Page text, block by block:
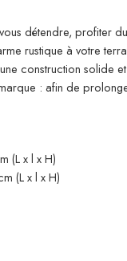
détendre, profiter
rustique à votre
construction
: afin de
(L x l x H)
(L x l x H)